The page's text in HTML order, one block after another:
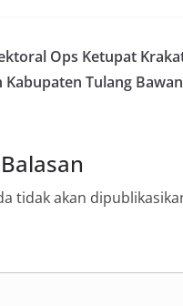
Ops Ketupat
Kabupaten Tulang
tidak akan